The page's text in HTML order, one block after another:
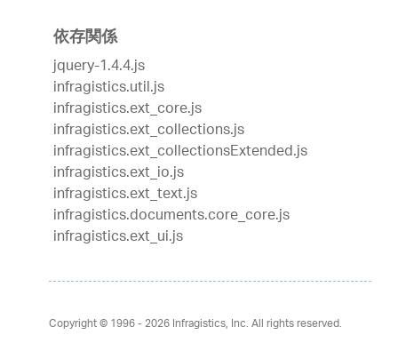
依存関係
jquery-1.4.4.js
infragistics.util.js
infragistics.ext_core.js
infragistics.ext_collections.js
infragistics.ext_collectionsExtended.js
infragistics.ext_io.js
infragistics.ext_text.js
infragistics.documents.core_core.js
infragistics.ext_ui.js
Copyright © 1996 - 2026Infragistics, Inc. All rights reserved.